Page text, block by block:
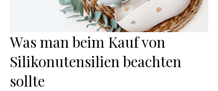
Was man beim Kauf von
Silikonutensilien beachten
sollte